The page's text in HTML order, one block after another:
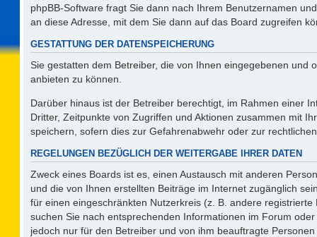
phpBB-Software fragt Sie dann nach Ihrem Benutzernamen
an diese Adresse, mit dem Sie dann auf das Board zugreifen
GESTATTUNG DER DATENSPEICHERUNG
Sie gestatten dem Betreiber, die von Ihnen eingegebenen
anbieten zu können.
Darüber hinaus ist der Betreiber berechtigt, im Rahmen einer
Dritter, Zeitpunkte von Zugriffen und Aktionen zusammen mit
speichern, sofern dies zur Gefahrenabwehr oder zur
REGELUNGEN BEZÜGLICH DER WEITERGABE IHRER DATEN
Zweck eines Boards ist es, einen Austausch mit anderen
und die von Ihnen erstellten Beiträge im Internet zugänglich
für einen eingeschränkten Nutzerkreis (z. B. andere
suchen Sie nach entsprechenden Informationen im Forum
jedoch nur für den Betreiber und von ihm beauftragte